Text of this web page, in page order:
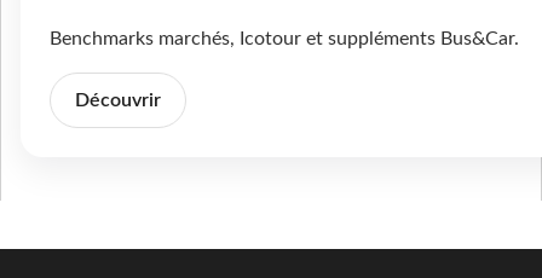
Benchmarks marchés, Icotour et suppléments Bus&Car.
Découvrir